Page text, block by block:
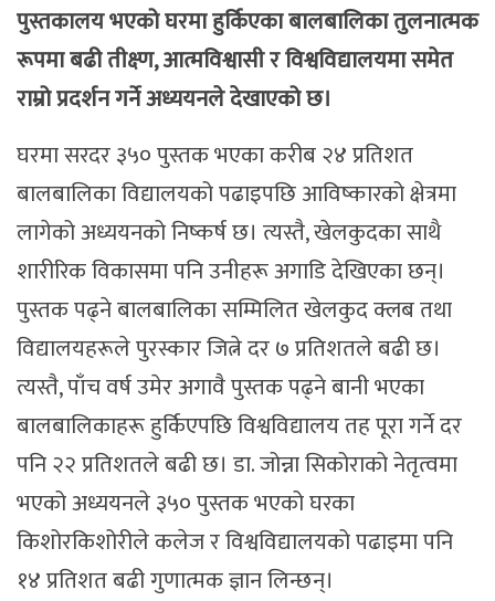
पुस्तकालय भएको घरमा हुर्किएका बालबालिका तुलनात्मक
रूपमा बढी तीक्ष्ण, आत्मविश्वासी र विश्वविद्यालयमा समेत
राम्रो प्रदर्शन गर्ने अध्ययनले देखाएको छ।
घरमा सरदर ३५० पुस्तक भएका करीब २४ प्रतिशत
बालबालिका विद्यालयको पढाइपछि आविष्कारको क्षेत्रमा
लागेको अध्ययनको निष्कर्ष छ। त्यस्तै, खेलकुदका साथै
शारीरिक विकासमा पनि उनीहरू अगाडि देखिएका छन्।
पुस्तक पढ्ने बालबालिका सम्मिलित खेलकुद क्लब तथा
विद्यालयहरूले पुरस्कार जित्ने दर ७ प्रतिशतले बढी छ।
त्यस्तै, पाँच वर्ष उमेर अगावै पुस्तक पढ्ने बानी भएका
बालबालिकाहरू हुर्किएपछि विश्वविद्यालय तह पूरा गर्ने दर
पनि २२ प्रतिशतले बढी छ। डा. जोन्ना सिकोराको नेतृत्वमा
भएको अध्ययनले ३५० पुस्तक भएको घरका
किशोरकिशोरीले कलेज र विश्वविद्यालयको पढाइमा पनि
१४ प्रतिशत बढी गुणात्मक ज्ञान लिन्छन्।